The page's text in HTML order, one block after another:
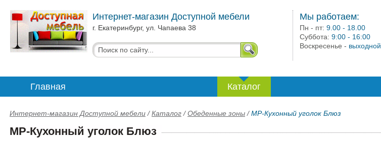
Интернет-магазин Доступной мебели
г. Екатеринбург, ул. Чапаева 38
Мы работаем:
Пн - пт:9.00 - 18.00
Суббота:9:00 - 16:00
Воскресенье - выходной
Главная Каталог
Интернет-магазин Доступной мебели /Каталог /Обеденные зоны /МР-Кухонный уголок Блюз
МР-Кухонный уголок Блюз